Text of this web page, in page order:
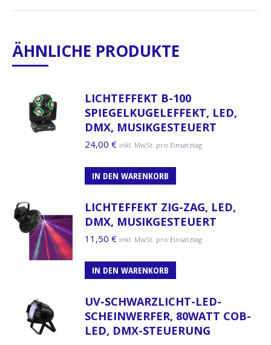
ÄHNLICHE PRODUKTE
LICHTEFFEKT B-100
SPIEGELKUGELEFFEKT, LED,
DMX, MUSIKGESTEUERT
24,00 € inkl. MwSt. pro Einsatztag
IN DEN WARENKORB
LICHTEFFEKT ZIG-ZAG, LED,
DMX, MUSIKGESTEUERT
11,50 € inkl. MwSt. pro Einsatztag
IN DEN WARENKORB
UV-SCHWARZLICHT-LED-
SCHEINWERFER, 80WATT COB-
LED, DMX-STEUERUNG